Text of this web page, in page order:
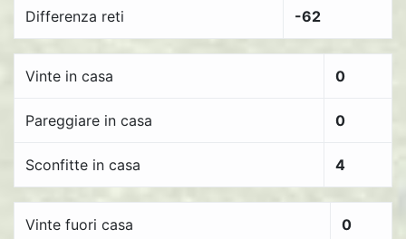
Differenza reti -62
Vinte in casa 0
Pareggiare in casa 0
Sconfitte in casa 4
Vinte fuori casa 0